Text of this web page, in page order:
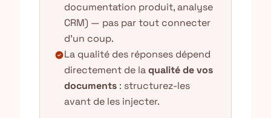
documentation produit, analyse
CRM) — pas par tout connecter
d'un coup.
check_circleLa qualité des réponses dépend
directement de laqualité de vos
documents : structurez-les
avant de les injecter.